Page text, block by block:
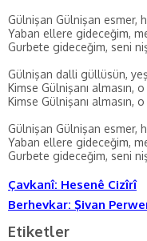
Gülnişan Gülnişan esmer,
Yaban ellere gideceğim,
Gurbete gideceğim, seni
Gülnişan dalli güllüsün,
Kimse Gülnişanı almasın,
Kimse Gülnişanı almasın,
Gülnişan Gülnişan esmer,
Yaban ellere gideceğim,
Gurbete gideceğim, seni
Çavkanî: Hesenê Cizîrî
Berhevkar: Şivan
Etiketler